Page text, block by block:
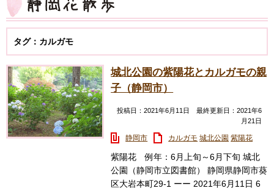
タグ：カルガモ
城北公園の紫陽花とカルガモの親
子（静岡市）
投稿日：2021年6月11日 最終更新日：2021年6
月21日
静岡市 カルガモ 城北公園 紫陽花
紫陽花 例年：6月上旬～6月下旬 城北
公園（静岡市立図書館） 静岡県静岡市葵
区大岩本町29-1 ーー 2021年6月11日 6